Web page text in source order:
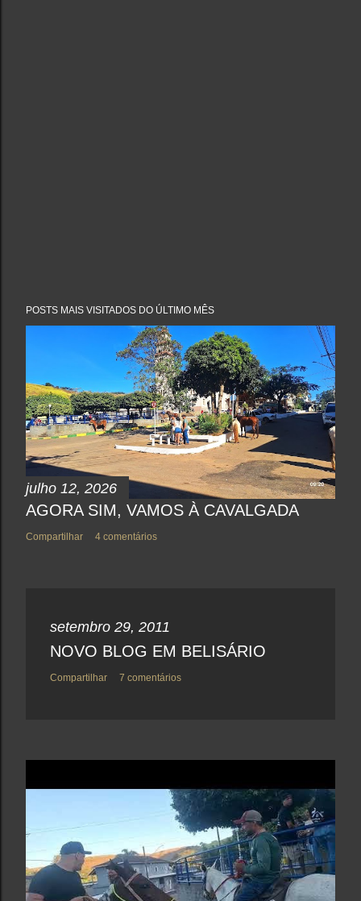
POSTS MAIS VISITADOS DO ÚLTIMO MÊS
julho 12, 2026
AGORA SIM, VAMOS À CAVALGADA
Compartilhar 4 comentários
setembro 29, 2011
NOVO BLOG EM BELISÁRIO
Compartilhar 7 comentários